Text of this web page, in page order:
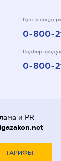
Центр
0-800-
Подбор
0-800-
и PR
ТАРИФЫ